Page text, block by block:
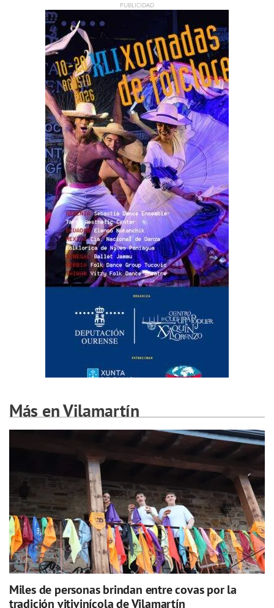
Más en Vilamartín
Miles de personas brindan entre covas por la
tradición vitivinícola de Vilamartín